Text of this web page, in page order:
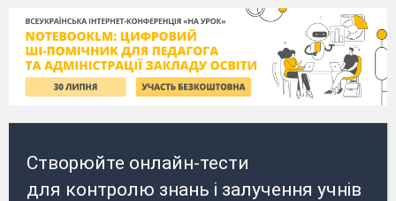
Створюйте онлайн-тести
для контролю знань і залучення учнів